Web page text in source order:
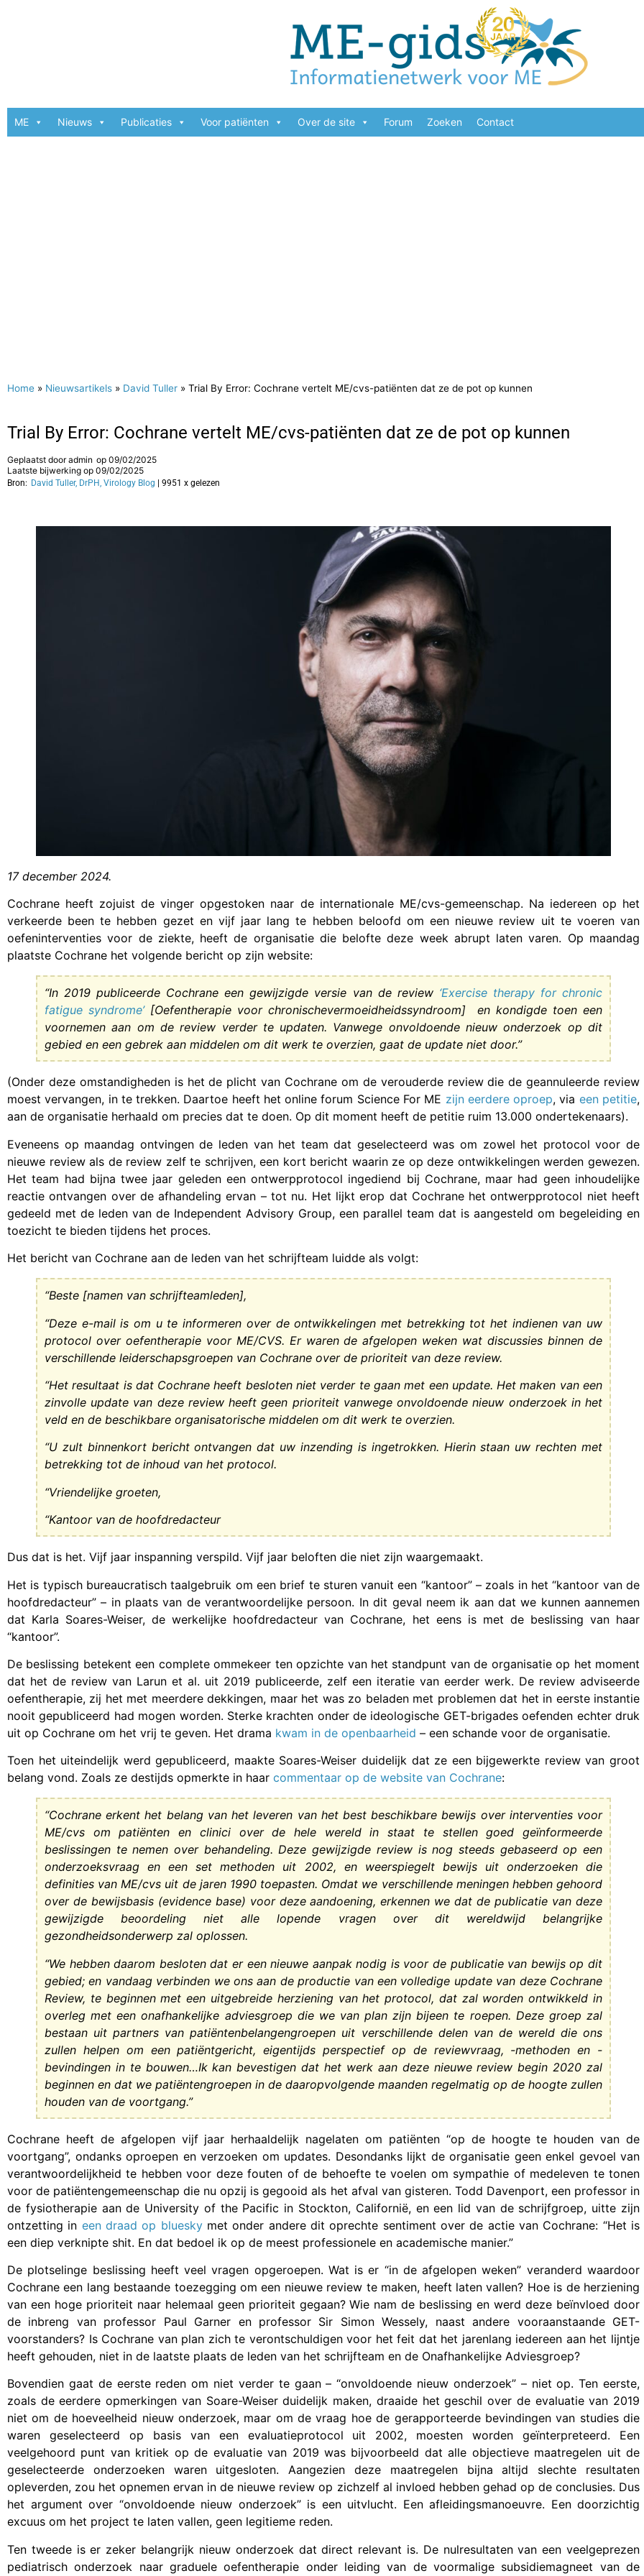
ME Nieuws Publicaties Voor patiënten Over de site Forum Zoeken Contact
Home » Nieuwsartikels » David Tuller » Trial By Error: Cochrane vertelt ME/cvs-patiënten dat ze de pot op kunnen
Trial By Error: Cochrane vertelt ME/cvs-patiënten dat ze de pot op kunnen
Geplaatst dooradmin op 09/02/2025
Laatste bijwerking op 09/02/2025
Bron: David Tuller, DrPH, Virology Blog | 9951 x gelezen
17 december 2024.
Cochrane heeft zojuist de vinger opgestoken naar de internationale ME/cvs-gemeenschap. Na iedereen op het
verkeerde been te hebben gezet en vijf jaar lang te hebben beloofd om een nieuwe review uit te voeren van
oefeninterventies voor de ziekte, heeft de organisatie die belofte deze week abrupt laten varen. Op maandag
plaatste Cochrane het volgende bericht op zijn website:
“In 2019 publiceerde Cochrane een gewijzigde versie van de review ‘Exercise therapy for chronic
fatigue syndrome’[Oefentherapie voor chronischevermoeidheidssyndroom] en kondigde toen een
voornemen aan om de review verder te updaten. Vanwege onvoldoende nieuw onderzoek op dit
gebied en een gebrek aan middelen om dit werk te overzien, gaat de update niet door.”
(Onder deze omstandigheden is het de plicht van Cochrane om de verouderde review die de geannuleerde review
moest vervangen, in te trekken. Daartoe heeft het online forum Science For ME zijn eerdere oproep, via een petitie,
aan de organisatie herhaald om precies dat te doen. Op dit moment heeft de petitie ruim 13.000 ondertekenaars).
Eveneens op maandag ontvingen de leden van het team dat geselecteerd was om zowel het protocol voor de
nieuwe review als de review zelf te schrijven, een kort bericht waarin ze op deze ontwikkelingen werden gewezen.
Het team had bijna twee jaar geleden een ontwerpprotocol ingediend bij Cochrane, maar had geen inhoudelijke
reactie ontvangen over de afhandeling ervan – tot nu. Het lijkt erop dat Cochrane het ontwerpprotocol niet heeft
gedeeld met de leden van de Independent Advisory Group, een parallel team dat is aangesteld om begeleiding en
toezicht te bieden tijdens het proces.
Het bericht van Cochrane aan de leden van het schrijfteam luidde als volgt:
“Beste [namen van schrijfteamleden],
“Deze e-mail is om u te informeren over de ontwikkelingen met betrekking tot het indienen van uw
protocol over oefentherapie voor ME/CVS. Er waren de afgelopen weken wat discussies binnen de
verschillende leiderschapsgroepen van Cochrane over de prioriteit van deze review.
“Het resultaat is dat Cochrane heeft besloten niet verder te gaan met een update. Het maken van een
zinvolle update van deze review heeft geen prioriteit vanwege onvoldoende nieuw onderzoek in het
veld en de beschikbare organisatorische middelen om dit werk te overzien.
“U zult binnenkort bericht ontvangen dat uw inzending is ingetrokken. Hierin staan uw rechten met
betrekking tot de inhoud van het protocol.
“Vriendelijke groeten,
“Kantoor van de hoofdredacteur
Dus dat is het. Vijf jaar inspanning verspild. Vijf jaar beloften die niet zijn waargemaakt.
Het is typisch bureaucratisch taalgebruik om een brief te sturen vanuit een “kantoor” – zoals in het “kantoor van de
hoofdredacteur” – in plaats van de verantwoordelijke persoon. In dit geval neem ik aan dat we kunnen aannemen
dat Karla Soares-Weiser, de werkelijke hoofdredacteur van Cochrane, het eens is met de beslissing van haar
“kantoor”.
De beslissing betekent een complete ommekeer ten opzichte van het standpunt van de organisatie op het moment
dat het de review van Larun et al. uit 2019 publiceerde, zelf een iteratie van eerder werk. De review adviseerde
oefentherapie, zij het met meerdere dekkingen, maar het was zo beladen met problemen dat het in eerste instantie
nooit gepubliceerd had mogen worden. Sterke krachten onder de ideologische GET-brigades oefenden echter druk
uit op Cochrane om het vrij te geven. Het drama kwam in de openbaarheid – een schande voor de organisatie.
Toen het uiteindelijk werd gepubliceerd, maakte Soares-Weiser duidelijk dat ze een bijgewerkte review van groot
belang vond. Zoals ze destijds opmerkte in haar commentaar op de website van Cochrane:
“Cochrane erkent het belang van het leveren van het best beschikbare bewijs over interventies voor
ME/cvs om patiënten en clinici over de hele wereld in staat te stellen goed geïnformeerde
beslissingen te nemen over behandeling. Deze gewijzigde review is nog steeds gebaseerd op een
onderzoeksvraag en een set methoden uit 2002, en weerspiegelt bewijs uit onderzoeken die
definities van ME/cvs uit de jaren 1990 toepasten. Omdat we verschillende meningen hebben gehoord
over de bewijsbasis (evidence base) voor deze aandoening, erkennen we dat de publicatie van deze
gewijzigde beoordeling niet alle lopende vragen over dit wereldwijd belangrijke
gezondheidsonderwerp zal oplossen.
“We hebben daarom besloten dat er een nieuwe aanpak nodig is voor de publicatie van bewijs op dit
gebied; en vandaag verbinden we ons aan de productie van een volledige update van deze Cochrane
Review, te beginnen met een uitgebreide herziening van het protocol, dat zal worden ontwikkeld in
overleg met een onafhankelijke adviesgroep die we van plan zijn bijeen te roepen. Deze groep zal
bestaan uit partners van patiëntenbelangengroepen uit verschillende delen van de wereld die ons
zullen helpen om een patiëntgericht, eigentijds perspectief op de reviewvraag, -methoden en -
bevindingen in te bouwen…Ik kan bevestigen dat het werk aan deze nieuwe review begin 2020 zal
beginnen en dat we patiëntengroepen in de daaropvolgende maanden regelmatig op de hoogte zullen
houden van de voortgang.”
Cochrane heeft de afgelopen vijf jaar herhaaldelijk nagelaten om patiënten “op de hoogte te houden van de
voortgang”, ondanks oproepen en verzoeken om updates. Desondanks lijkt de organisatie geen enkel gevoel van
verantwoordelijkheid te hebben voor deze fouten of de behoefte te voelen om sympathie of medeleven te tonen
voor de patiëntengemeenschap die nu opzij is gegooid als het afval van gisteren. Todd Davenport, een professor in
de fysiotherapie aan de University of the Pacific in Stockton, Californië, en een lid van de schrijfgroep, uitte zijn
ontzetting in een draad op blueskymet onder andere dit oprechte sentiment over de actie van Cochrane: “Het is
een diep verknipte shit. En dat bedoel ik op de meest professionele en academische manier.”
De plotselinge beslissing heeft veel vragen opgeroepen. Wat is er “in de afgelopen weken” veranderd waardoor
Cochrane een lang bestaande toezegging om een nieuwe review te maken, heeft laten vallen? Hoe is de herziening
van een hoge prioriteit naar helemaal geen prioriteit gegaan? Wie nam de beslissing en werd deze beïnvloed door
de inbreng van professor Paul Garner en professor Sir Simon Wessely, naast andere vooraanstaande GET-
voorstanders? Is Cochrane van plan zich te verontschuldigen voor het feit dat het jarenlang iedereen aan het lijntje
heeft gehouden, niet in de laatste plaats de leden van het schrijfteam en de Onafhankelijke Adviesgroep?
Bovendien gaat de eerste reden om niet verder te gaan – “onvoldoende nieuw onderzoek” – niet op. Ten eerste,
zoals de eerdere opmerkingen van Soare-Weiser duidelijk maken, draaide het geschil over de evaluatie van 2019
niet om de hoeveelheid nieuw onderzoek, maar om de vraag hoe de gerapporteerde bevindingen van studies die
waren geselecteerd op basis van een evaluatieprotocol uit 2002, moesten worden geïnterpreteerd. Een
veelgehoord punt van kritiek op de evaluatie van 2019 was bijvoorbeeld dat alle objectieve maatregelen uit de
geselecteerde onderzoeken waren uitgesloten. Aangezien deze maatregelen bijna altijd slechte resultaten
opleverden, zou het opnemen ervan in de nieuwe review op zichzelf al invloed hebben gehad op de conclusies. Dus
het argument over “onvoldoende nieuw onderzoek” is een uitvlucht. Een afleidingsmanoeuvre. Een doorzichtig
excuus om het project te laten vallen, geen legitieme reden.
Ten tweede is er zeker belangrijk nieuw onderzoek dat direct relevant is. De nulresultaten van een veelgeprezen
pediatrisch onderzoek naar graduele oefentherapie onder leiding van de voormalige subsidiemagneet van de